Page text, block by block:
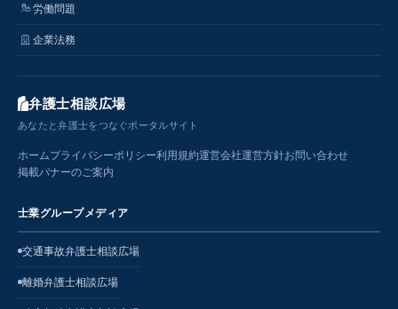
労働問題
企業法務
弁護士相談広場
あなたと弁護士をつなぐポータルサイト
ホームプライバシーポリシー利用規約運営会社運営方針お問い合わせ
掲載バナーのご案内
士業グループメディア
交通事故弁護士相談広場
離婚弁護士相談広場